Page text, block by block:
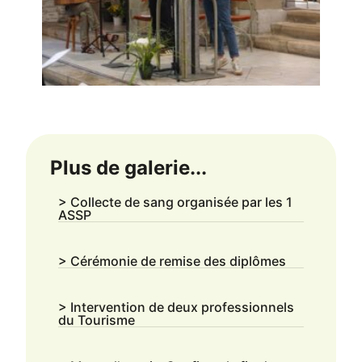
Plus de galerie...
> Collecte de sang organisée par les 1
ASSP
> Cérémonie de remise des diplômes
> Intervention de deux professionnels
du Tourisme